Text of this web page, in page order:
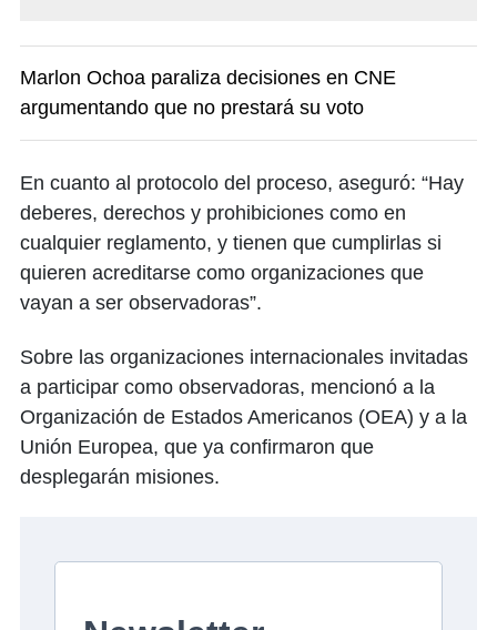
Marlon Ochoa paraliza decisiones en CNE
argumentando que no prestará su voto
En cuanto al protocolo del proceso, aseguró: “Hay
deberes, derechos y prohibiciones como en
cualquier reglamento, y tienen que cumplirlas si
quieren acreditarse como organizaciones que
vayan a ser observadoras”.
Sobre las organizaciones internacionales invitadas
a participar como observadoras, mencionó a la
Organización de Estados Americanos (OEA) y a la
Unión Europea, que ya confirmaron que
desplegarán misiones.